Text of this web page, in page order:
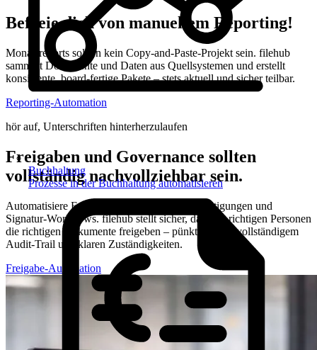
Buchhaltung
Prozesse in der Buchhaltung automatisieren
Befreie dichvon manuellem Reporting!
Monatsreports sollten kein Copy-and-Paste-Projekt sein. filehub
sammelt Dokumente und Daten aus Quellsystemen und erstellt
konsistente, board-fertige Pakete – stets aktuell und sicher teilbar.
Reporting-Automation
hör auf, Unterschriften hinterherzulaufen
Freigaben und Governance sollten
vollständig nachvollziehbar sein.
Automatisiere Freigabeketten, Richtlinienbestätigungen und
Signatur-Workflows. filehub stellt sicher, dass die richtigen Personen
die richtigen Dokumente freigeben – pünktlich, mit vollständigem
Audit-Trail und klaren Zuständigkeiten.
Freigabe-Automation